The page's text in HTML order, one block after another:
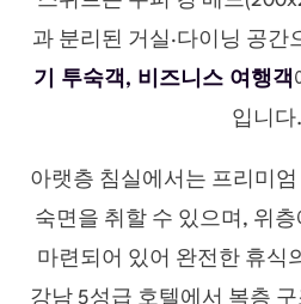
과 분리된 거실·다이닝 공간
기 투숙객, 비즈니스 여행객
입니다.
아랫층 침실에서는 프리미
숙면을 취할 수 있으며, 위층
마련되어 있어 완전한 휴식
강남 5성급 호텔에서 복층